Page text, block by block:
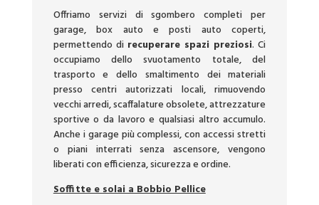
Offriamo servizi di sgombero completi per
garage, box auto e posti auto coperti,
permettendo di recuperare spazi preziosi. Ci
occupiamo dello svuotamento totale, del
trasporto e dello smaltimento dei materiali
presso centri autorizzati locali, rimuovendo
vecchi arredi, scaffalature obsolete, attrezzature
sportive o da lavoro e qualsiasi altro accumulo.
Anche i garage più complessi, con accessi stretti
o piani interrati senza ascensore, vengono
liberati con efficienza, sicurezza e ordine.
Soffitte e solai a Bobbio Pellice